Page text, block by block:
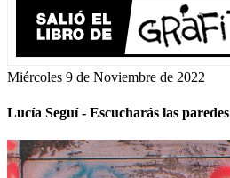
Miércoles 9 de Noviembre de 2022
Lucía Seguí - Escucharás las paredes